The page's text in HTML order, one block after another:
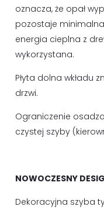
oznacza, że opał
pozostaje
energia cieplna z
wykorzystana.
Płyta dolna wkładu
drzwi.
Ograniczenie
czystej szyby
NOWOCZESNY
Dekoracyjna szyba